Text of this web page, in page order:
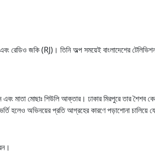
রেডিও জকি (RJ)। তিনি অল্প সময়েই বাংলাদেশের
মোছাঃ শিউলি আক্তার। ঢাকার মিরপুরে তার শৈশব
হলেও অভিনয়ের প্রতি আগ্রহের কারণে পড়াশোনা চালিয়ে